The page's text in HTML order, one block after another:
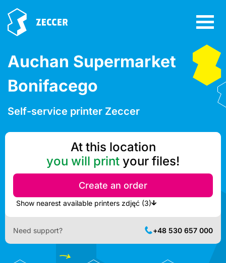
Auchan Supermarket
Bonifacego
Self-service printer Zeccer
At this location
you will print your files!
Create an order
Show nearest available printers zdjęć (3)
Need support? +48 530 657 000